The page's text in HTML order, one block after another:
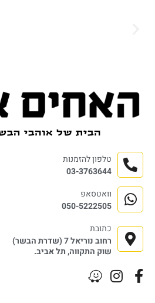
טלפון להזמנות
03-3763644
וואטסאפ
050-5222505
כתובת
רחוב נוריאל 7 (שדרת הבשר)
שוק התקווה, תל אביב.